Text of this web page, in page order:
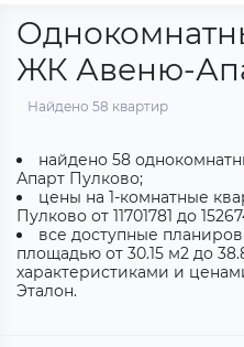
ЖК Авеню-
Найдено 58 квартир
найдено 58
Апарт Пулково;
цены на 1-комнатные
Пулково от 11701781 до
все доступные
площадью от 30.15 м2 до
характеристиками и
Эталон.